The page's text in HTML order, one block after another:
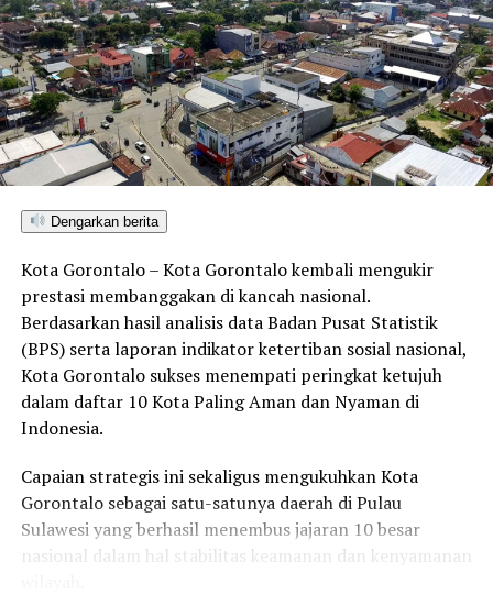
Dengarkan berita
Kota Gorontalo – Kota Gorontalo kembali mengukir
prestasi membanggakan di kancah nasional.
Berdasarkan hasil analisis data Badan Pusat Statistik
(BPS) serta laporan indikator ketertiban sosial nasional,
Kota Gorontalo sukses menempati peringkat ketujuh
dalam daftar 10 Kota Paling Aman dan Nyaman di
Indonesia.
Capaian strategis ini sekaligus mengukuhkan Kota
Gorontalo sebagai satu-satunya daerah di Pulau
Sulawesi yang berhasil menembus jajaran 10 besar
nasional dalam hal stabilitas keamanan dan kenyamanan